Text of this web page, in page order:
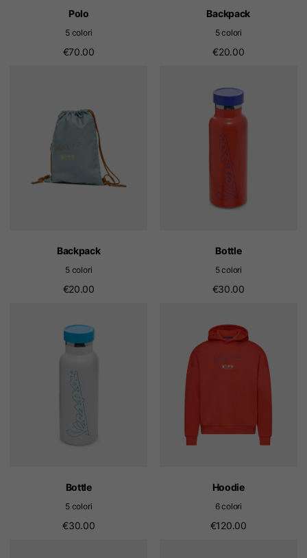
Polo
5 colori
€70.00
Backpack
5 colori
€20.00
Backpack
5 colori
€20.00
Bottle
5 colori
€30.00
Bottle
5 colori
€30.00
Hoodie
6 colori
€120.00